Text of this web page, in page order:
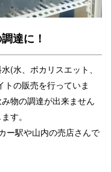
達に！
(水、ポカリスエット、
の販売を行っていま
物の調達が出来ません
す。
ー駅や山内の売店さんで